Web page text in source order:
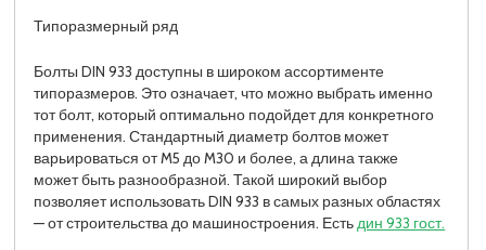
Типоразмерный ряд
Болты DIN 933 доступны в широком ассортименте
типоразмеров. Это означает, что можно выбрать именно
тот болт, который оптимально подойдет для конкретного
применения. Стандартный диаметр болтов может
варьироваться от M5 до M30 и более, а длина также
может быть разнообразной. Такой широкий выбор
позволяет использовать DIN 933 в самых разных областях
— от строительства до машиностроения. Есть дин 933 гост.